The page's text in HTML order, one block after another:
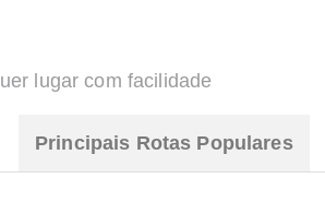
lugar com facilidade
Principais Rotas Populares